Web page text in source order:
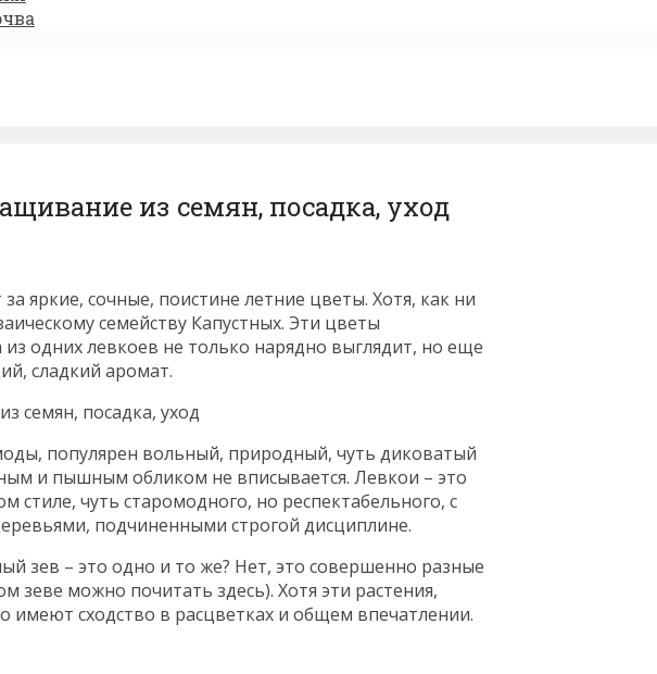
из семян, посадка, уход
яркие, сочные, поистине летние цветы. Хотя, как ни
семейству Капустных. Эти цветы
одних левкоев не только нарядно выглядит, но еще
сладкий аромат.
популярен вольный, природный, чуть диковатый
и пышным обликом не вписывается. Левкои – это
стиле, чуть старомодного, но респектабельного, с
подчиненными строгой дисциплине.
зев – это одно и то же? Нет, это совершенно разные
зеве можно почитать здесь). Хотя эти растения,
имеют сходство в расцветках и общем впечатлении.